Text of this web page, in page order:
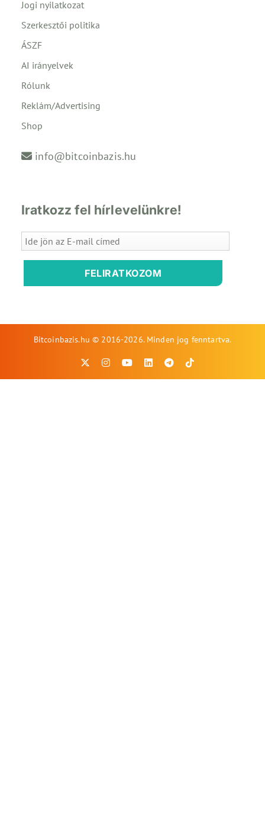
Jogi nyilatkozat
Szerkesztői politika
ÁSZF
AI irányelvek
Rólunk
Reklám/Advertising
Shop
info@bitcoinbazis.hu
Iratkozz fel hírlevelünkre!
FELIRATKOZOM
Bitcoinbazis.hu © 2016-2026. Minden jog fenntartva.